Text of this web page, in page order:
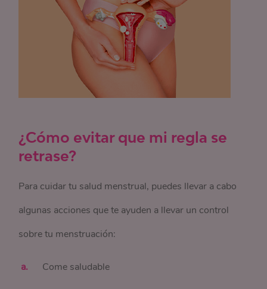
¿Cómo evitar que mi regla se
retrase?
Para cuidar tu salud menstrual, puedes llevar a cabo
algunas acciones que te ayuden a llevar un control
sobre tu menstruación:
Come saludable